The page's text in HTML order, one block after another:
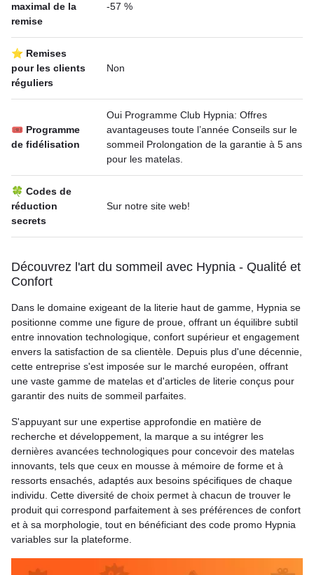
maximal de la
remise
-57 %
⭐ Remises
pour les clients
réguliers
Non
🎟 Programme
de fidélisation
Oui Programme Club Hypnia: Offres
avantageuses toute l’année Conseils sur le
sommeil Prolongation de la garantie à 5 ans
pour les matelas.
🍀 Codes de
réduction
secrets
Sur notre site web!
Découvrez l'art du sommeil avec Hypnia - Qualité et
Confort
Dans le domaine exigeant de la literie haut de gamme, Hypnia se
positionne comme une figure de proue, offrant un équilibre subtil
entre innovation technologique, confort supérieur et engagement
envers la satisfaction de sa clientèle. Depuis plus d'une décennie,
cette entreprise s'est imposée sur le marché européen, offrant
une vaste gamme de matelas et d'articles de literie conçus pour
garantir des nuits de sommeil parfaites.
S'appuyant sur une expertise approfondie en matière de
recherche et développement, la marque a su intégrer les
dernières avancées technologiques pour concevoir des matelas
innovants, tels que ceux en mousse à mémoire de forme et à
ressorts ensachés, adaptés aux besoins spécifiques de chaque
individu. Cette diversité de choix permet à chacun de trouver le
produit qui correspond parfaitement à ses préférences de confort
et à sa morphologie, tout en bénéficiant des code promo Hypnia
variables sur la plateforme.